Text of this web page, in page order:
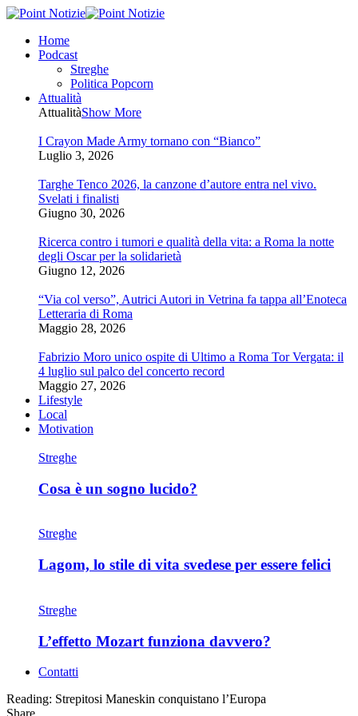
Home
Podcast
Streghe
Politica Popcorn
Attualità
AttualitàShow More
I Crayon Made Army tornano con “Bianco”
Luglio 3, 2026
Targhe Tenco 2026, la canzone d’autore entra nel vivo.
Svelati i finalisti
Giugno 30, 2026
Ricerca contro i tumori e qualità della vita: a Roma la notte
degli Oscar per la solidarietà
Giugno 12, 2026
“Via col verso”, Autrici Autori in Vetrina fa tappa all’Enoteca
Letteraria di Roma
Maggio 28, 2026
Fabrizio Moro unico ospite di Ultimo a Roma Tor Vergata: il
4 luglio sul palco del concerto record
Maggio 27, 2026
Lifestyle
Local
Motivation
Streghe
Cosa è un sogno lucido?
Streghe
Lagom, lo stile di vita svedese per essere felici
Streghe
L’effetto Mozart funziona davvero?
Contatti
Reading: Strepitosi Maneskin conquistano l’Europa